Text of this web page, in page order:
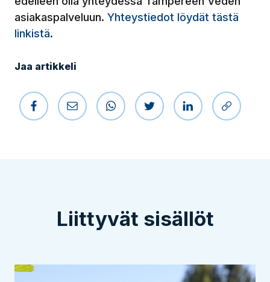
asiakaspalveluun. Yhteystiedot löydät tästä
linkistä.
Jaa artikkeli
Jaa Facebookissa
Jaa sähköpostilla
Jaa WhatsAppissa
Jaa Twitterissä
Jaa Kopioi
Liittyvät sisällöt